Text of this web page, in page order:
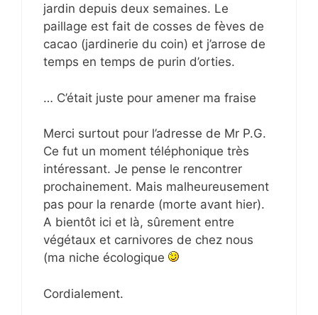
jardin depuis deux semaines. Le
paillage est fait de cosses de fèves de
cacao (jardinerie du coin) et j’arrose de
temps en temps de purin d’orties.
… C’était juste pour amener ma fraise
Merci surtout pour l’adresse de Mr P.G.
Ce fut un moment téléphonique très
intéressant. Je pense le rencontrer
prochainement. Mais malheureusement
pas pour la renarde (morte avant hier).
A bientôt ici et là, sûrement entre
végétaux et carnivores de chez nous
(ma niche écologique
Cordialement.